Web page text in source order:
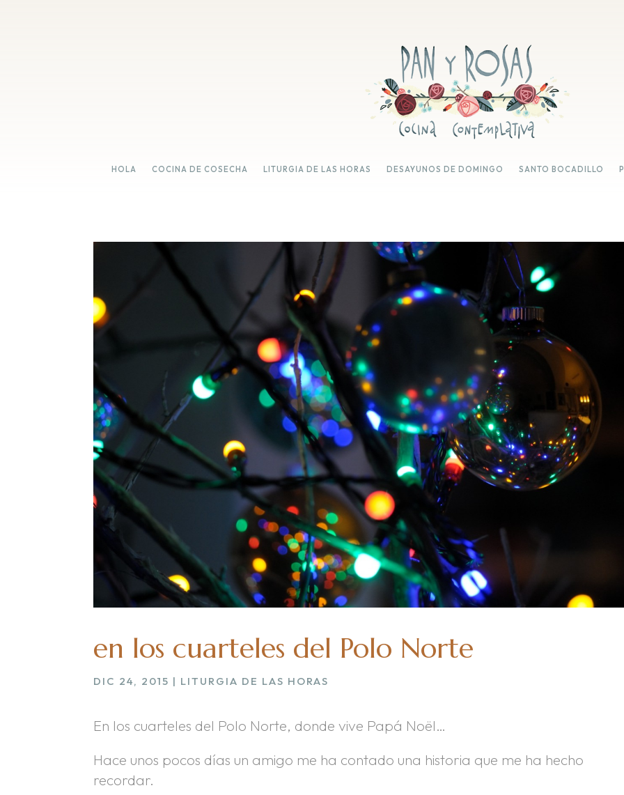
HOLA COCINA DE COSECHA LITURGIA DE LAS HORAS DESAYUNOS DE DOMINGO SANTO BOCADILLO
en los cuarteles del Polo Norte
DIC 24, 2015 | LITURGIA DE LAS HORAS
En los cuarteles del Polo Norte, donde vive Papá Noël…
Hace unos pocos días un amigo me ha contado una historia que me ha hecho
recordar.